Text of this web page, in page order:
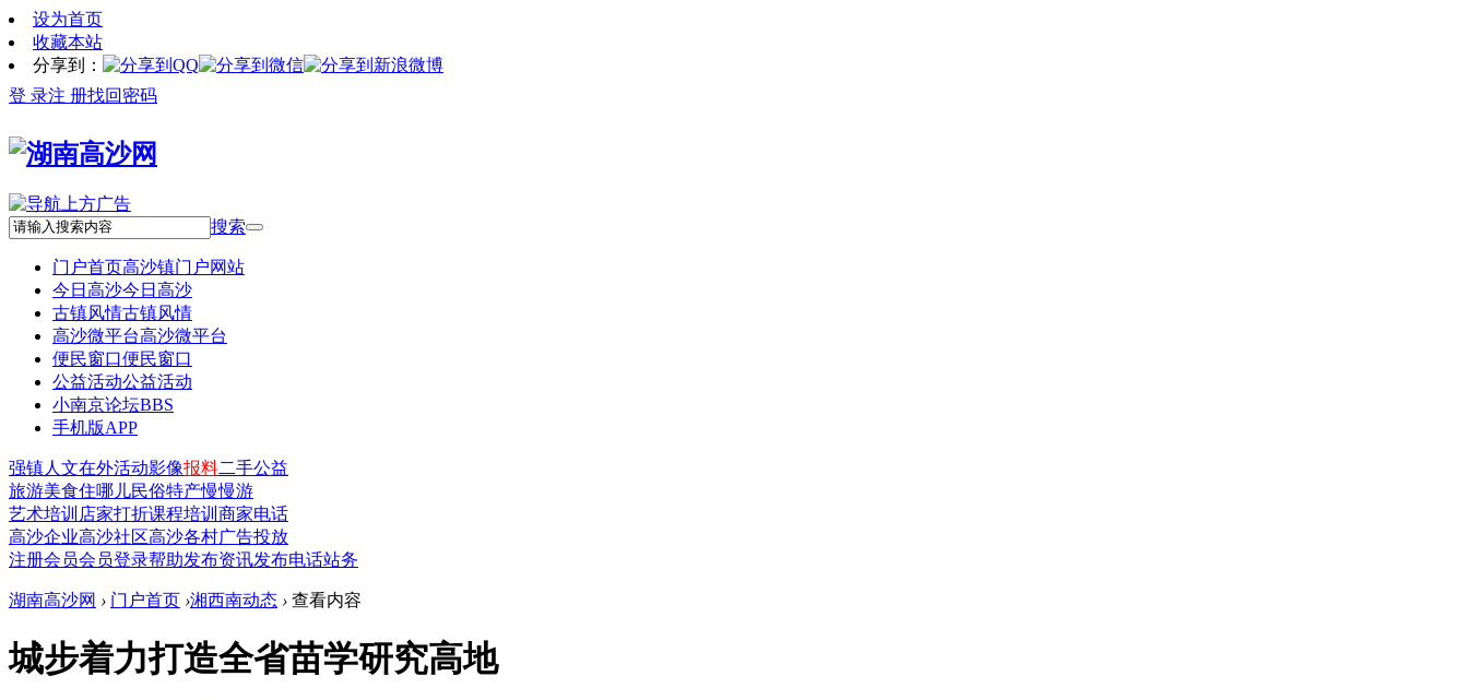
设为首页
收藏本站
分享到：
登 录注 册找回密码
搜索
门户首页高沙镇门户网站
今日高沙今日高沙
古镇风情古镇风情
高沙微平台高沙微平台
便民窗口便民窗口
公益活动公益活动
小南京论坛BBS
手机版APP
强镇人文在外活动影像报料二手公益
旅游美食住哪儿民俗特产慢慢游
艺术培训 店家打折课程培训 商家电话
高沙企业高沙社区高沙各村广告投放
注册会员会员登录帮助发布资讯发布电话站务
湖南高沙网 › 门户首页 ›湘西南动态 › 查看内容
城步着力打造全省苗学研究高地